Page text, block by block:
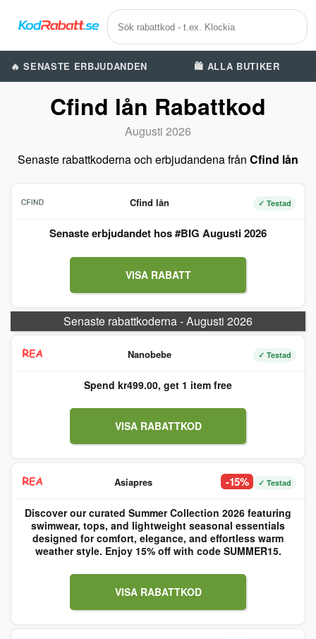
🔥 SENASTE ERBJUDANDEN 🛍️ ALLA BUTIKER
Cfind lån Rabattkod
Augusti 2026
Senaste rabattkoderna och erbjudandena från Cfind lån
Cfind lån ✓ Testad
Senaste erbjudandet hos #BIG Augusti 2026
VISA RABATT
Senaste rabattkoderna - Augusti 2026
Nanobebe ✓ Testad
Spend kr499.00, get 1 item free
VISA RABATTKOD
Asiapres -15% ✓ Testad
Discover our curated Summer Collection 2026 featuring
swimwear, tops, and lightweight seasonal essentials
designed for comfort, elegance, and effortless warm
weather style. Enjoy 15% off with code SUMMER15.
VISA RABATTKOD